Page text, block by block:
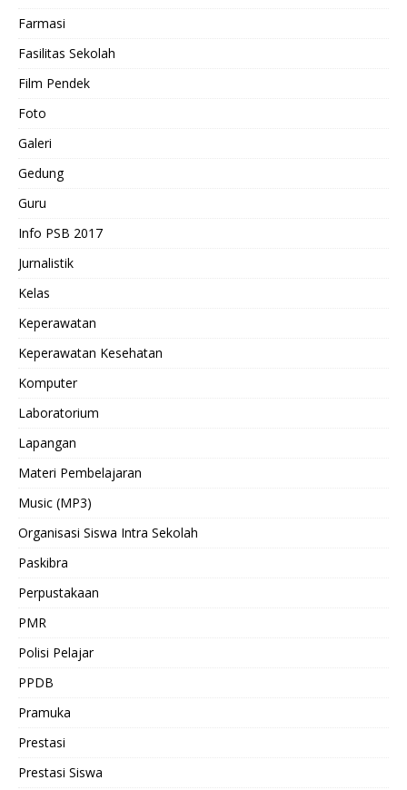
Farmasi
Fasilitas Sekolah
Film Pendek
Foto
Galeri
Gedung
Guru
Info PSB 2017
Jurnalistik
Kelas
Keperawatan
Keperawatan Kesehatan
Komputer
Laboratorium
Lapangan
Materi Pembelajaran
Music (MP3)
Organisasi Siswa Intra Sekolah
Paskibra
Perpustakaan
PMR
Polisi Pelajar
PPDB
Pramuka
Prestasi
Prestasi Siswa